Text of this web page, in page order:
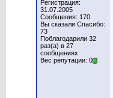
Регистрация:
31.07.2005
Сообщения: 170
Вы сказали Спасибо:
73
Поблагодарили 32
раз(а) в 27
сообщениях
Вес репутации: 0